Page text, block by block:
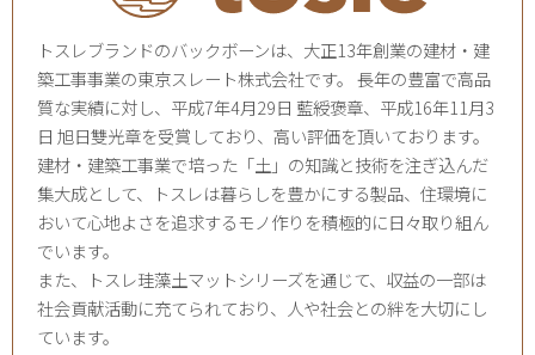
トスレブランドのバックボーンは、大正13年創業の建材・建
築工事事業の東京スレート株式会社です。 長年の豊富で高品
質な実績に対し、平成7年4月29日 藍綬褒章、平成16年11月3
日 旭日雙光章を受賞しており、高い評価を頂いております。
建材・建築工事業で培った「土」の知識と技術を注ぎ込んだ
集大成として、トスレは暮らしを豊かにする製品、住環境に
おいて心地よさを追求するモノ作りを積極的に日々取り組ん
でいます。
また、トスレ珪藻土マットシリーズを通じて、収益の一部は
社会貢献活動に充てられており、人や社会との絆を大切にし
ています。